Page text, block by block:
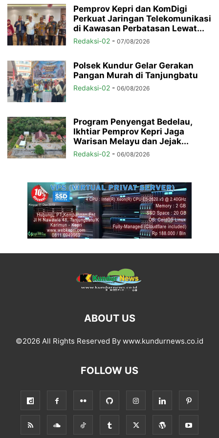
Pemprov Kepri dan KomDigi
Perkuat Jaringan Telekomunikasi
di Kawasan Perbatasan Lewat...
Redaksi-02 - 07/08/2026
Polsek Kundur Gelar Gerakan
Pangan Murah di Tanjungbatu
Redaksi-02 - 06/08/2026
Program Penyengat Bedelau,
Ikhtiar Pemprov Kepri Jaga
Warisan Melayu dan Jejak...
Redaksi-02 - 06/08/2026
ABOUT US
©2026 All Rights Reserved By www.kundurnews.co.id
FOLLOW US